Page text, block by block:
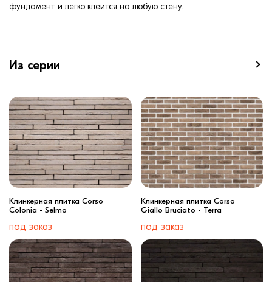
фундамент и легко клеится на любую стену.
Из серии
Клинкерная плитка Corso
Colonia - Selmo
под заказ
Клинкерная плитка Corso
Giallo Bruciato - Terra
под заказ